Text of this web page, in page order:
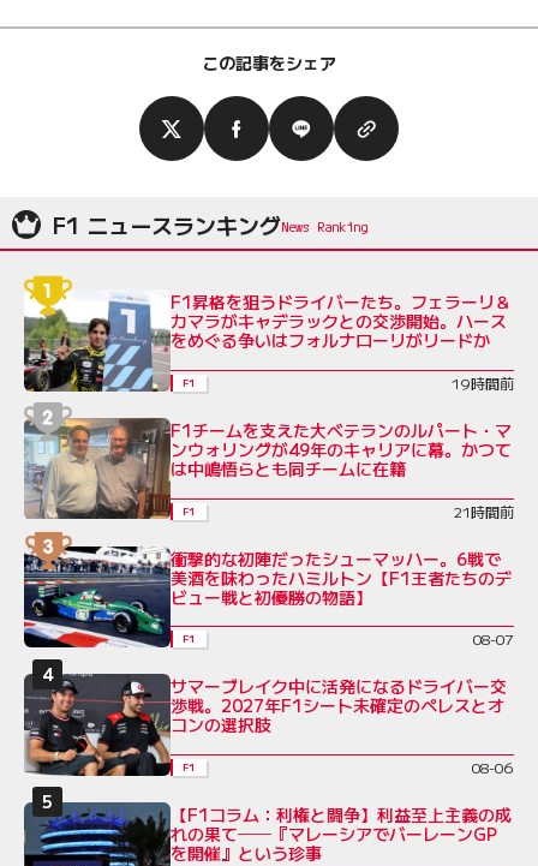
この記事をシェア
F1 ニュースランキング
F1昇格を狙うドライバーたち。フェラーリ＆
カマラがキャデラックとの交渉開始。ハース
をめぐる争いはフォルナローリがリードか
F1 19時間前
F1チームを支えた大ベテランのルパート・マ
ンウォリングが49年のキャリアに幕。かつて
は中嶋悟らとも同チームに在籍
F1 21時間前
衝撃的な初陣だったシューマッハー。6戦で
美酒を味わったハミルトン【F1王者たちのデ
ビュー戦と初優勝の物語】
F1 08-07
サマーブレイク中に活発になるドライバー交
渉戦。2027年F1シート未確定のペレスとオ
コンの選択肢
F1 08-06
【F1コラム：利権と闘争】利益至上主義の成
れの果て──『マレーシアでバーレーンGP
を開催』という珍事